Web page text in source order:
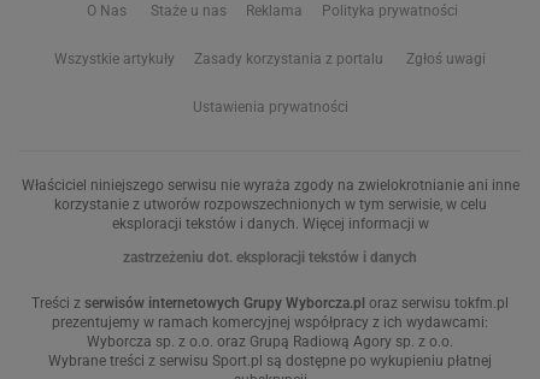
O Nas Staże u nas Reklama Polityka prywatności
Wszystkie artykuły Zasady korzystania z portalu Zgłoś uwagi
Ustawienia prywatności
Właściciel niniejszego serwisu nie wyraża zgody na zwielokrotnianie ani inne
korzystanie z utworów rozpowszechnionych w tym serwisie, w celu
eksploracji tekstów i danych. Więcej informacji w
zastrzeżeniu dot. eksploracji tekstów i danych
Treści z serwisów internetowych Grupy Wyborcza.pl oraz serwisu tokfm.pl
prezentujemy w ramach komercyjnej współpracy z ich wydawcami:
Wyborcza sp. z o.o. oraz Grupą Radiową Agory sp. z o.o.
Wybrane treści z serwisu Sport.pl są dostępne po wykupieniu płatnej